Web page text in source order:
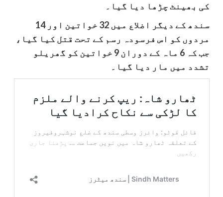
کی بھینٹ چڑھا دیا گیا۔
سندھ کے دیگر اضلاع میں 32 خواتین اور 14
مردوں کو اس فرسودہ رسم کے تحت قتل کیا گیا،
جب کہ 6 ماہ کے دوران 9 خواتین کو گھریلو
تشدد میں مار دیا گیا۔